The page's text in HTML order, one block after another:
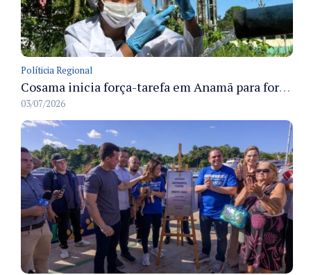
Políticia Regional
Cosama inicia força-tarefa em Anamã para fortalecer abastecimento de água e segurança hídrica da população
03/07/2026